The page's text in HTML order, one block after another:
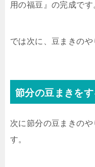
用の福豆』の完成です
では次に、豆まきのや
節分の豆まきを
次に節分の豆まきの
す。